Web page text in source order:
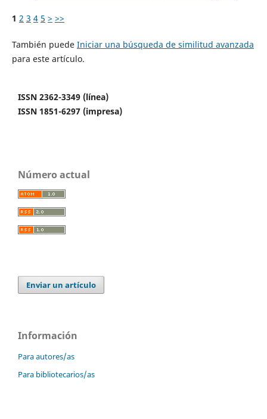
1 2 3 4 5 > >>
También puede Iniciar una búsqueda de similitud avanzada
para este artículo.
ISSN 2362-3349 (línea)
ISSN 1851-6297 (impresa)
Número actual
Enviar un artículo
Información
Para autores/as
Para bibliotecarios/as